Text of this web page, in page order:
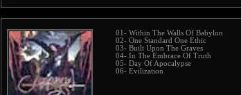
01- Within The Walls Of Babylon
02- One Standard One Ethic
03- Built Upon The Graves
04- In The Embrace Of Truth
05- Day Of Apocalypse
06- Evilization